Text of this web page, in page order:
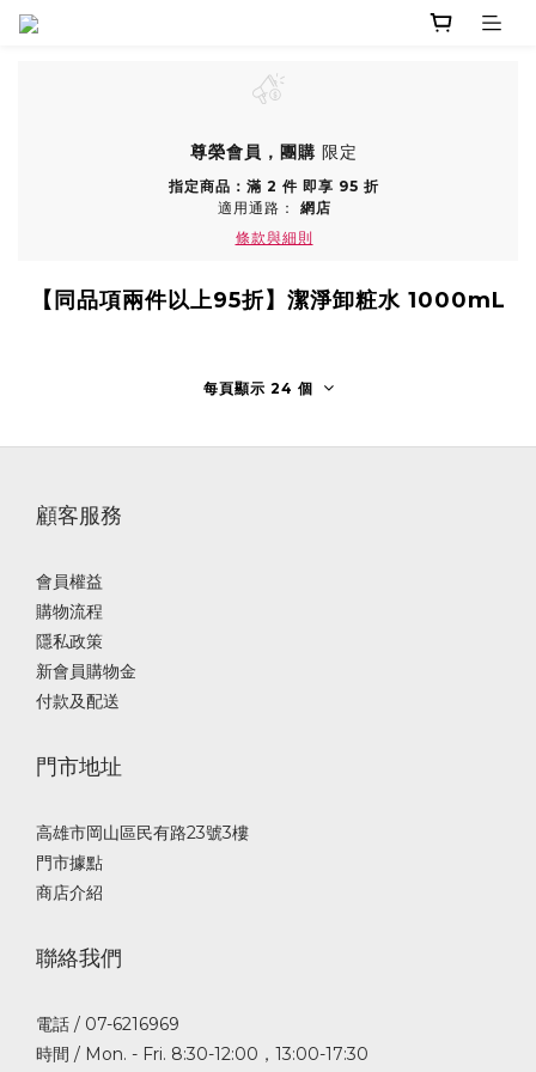
尊榮會員，團購 限定
指定商品：滿 2 件 即享 95 折
適用通路： 網店
條款與細則
【同品項兩件以上95折】潔淨卸粧水 1000mL
每頁顯示 24 個
顧客服務
會員權益
購物流程
隱私政策
新會員購物金
付款及配送
門市地址
高雄市岡山區民有路23號3樓
門市據點
商店介紹
聯絡我們
電話 / 07-6216969
時間 / Mon. - Fri. 8:30-12:00，13:00-17:30